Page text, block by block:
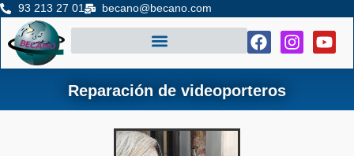
93 213 27 01 becano@becano.com
Reparación de videoporteros